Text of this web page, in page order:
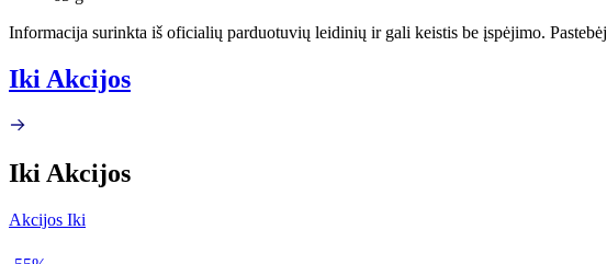
Informacija surinkta iš oficialių parduotuvių leidinių ir gali keistis be įspėjimo.
Iki Akcijos
Iki Akcijos
Akcijos Iki